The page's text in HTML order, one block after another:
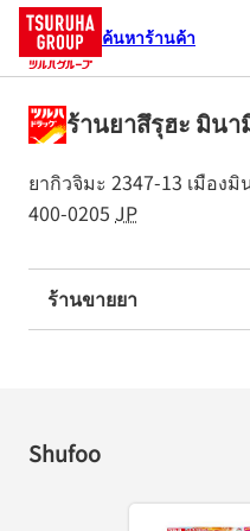
ค้นหาร้านค้า
ร้านยาสึรุฮะ มิน
ยากิวจิมะ 2347-13 เมือง
400-0205 JP
ร้านขายยา
Shufoo